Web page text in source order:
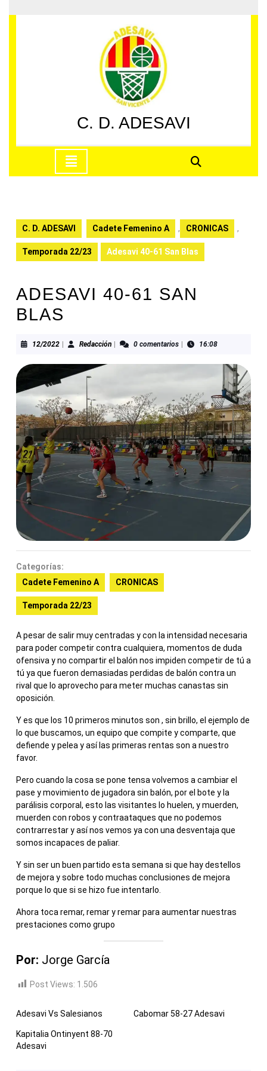
al
C. D. ADESAVI
apertura
C. D. ADESAVI Cadete Femenino A , CRONICAS ,
Temporada 22/23 Adesavi 40-61 San Blas
ADESAVI 40-61 SAN
BLAS
12/202212/2022RedacciónRedacción0 comentarios 16:08
Categorías:
Cadete Femenino A
CRONICAS
Temporada 22/23
A pesar de salir muy centradas y con la intensidad necesaria
para poder competir contra cualquiera, momentos de duda
ofensiva y no compartir el balón nos impiden competir de tú a
tú ya que fueron demasiadas perdidas de balón contra un
rival que lo aprovecho para meter muchas canastas sin
oposición.
Y es que los 10 primeros minutos son , sin brillo, el ejemplo de
lo que buscamos, un equipo que compite y comparte, que
defiende y pelea y así las primeras rentas son a nuestro
favor.
Pero cuando la cosa se pone tensa volvemos a cambiar el
pase y movimiento de jugadora sin balón, por el bote y la
parálisis corporal, esto las visitantes lo huelen, y muerden,
muerden con robos y contraataques que no podemos
contrarrestar y así nos vemos ya con una desventaja que
somos incapaces de paliar.
Y sin ser un buen partido esta semana si que hay destellos
de mejora y sobre todo muchas conclusiones de mejora
porque lo que si se hizo fue intentarlo.
Ahora toca remar, remar y remar para aumentar nuestras
prestaciones como grupo
Por: Jorge García
Post Views: 1.506
Adesavi Vs Salesianos Cabomar 58-27 Adesavi
Kapitalia Ontinyent 88-70
Adesavi